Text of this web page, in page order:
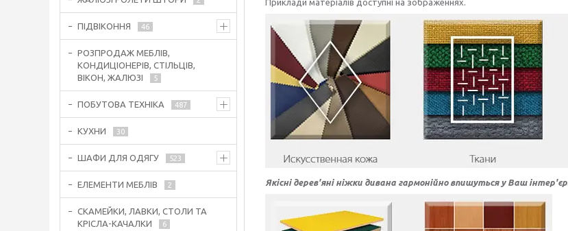
Якісні дерев'яні ніжки дивана гармонійно впишуться у Ваш інтер'єр.
ПІДВІКОННЯ 46
РОЗПРОДАЖ МЕБЛІВ,
КОНДИЦІОНЕРІВ, СТІЛЬЦІВ,
ВІКОН, ЖАЛЮЗІ
5
ПОБУТОВА ТЕХНІКА 487
КУХНИ 30
ШАФИ ДЛЯ ОДЯГУ 523
ЕЛЕМЕНТИ МЕБЛІВ 2
СКАМЕЙКИ, ЛАВКИ, СТОЛИ ТА
КРІСЛА-КАЧАЛКИ
6